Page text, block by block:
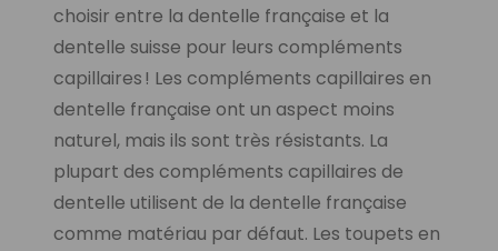
choisir entre la dentelle française et la
dentelle suisse pour leurs compléments
capillaires ! Les compléments capillaires en
dentelle française ont un aspect moins
naturel, mais ils sont très résistants. La
plupart des compléments capillaires de
dentelle utilisent de la dentelle française
comme matériau par défaut. Les toupets en